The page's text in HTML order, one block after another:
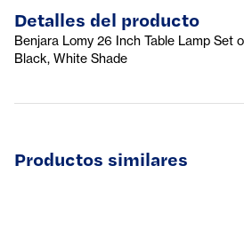
Detalles del producto
Benjara Lomy 26 Inch Table Lamp Set
Black, White Shade
Productos similares